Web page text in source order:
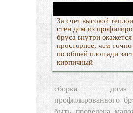
За счет высокой
стен дом из
бруса внутри окажется
просторнее, чем точно
по общей площади
кирпичный
сборка
профилированного
быть проведена